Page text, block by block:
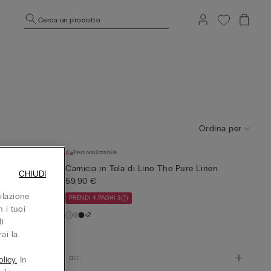
Cerca un prodotto
Ordina per
Personalizzabile
Camicia in Tela di Lino The Pure Linen
59,90 €
PRENDI 4 PAGHI 3
+2
i tuoi
la
In
CHIUDI